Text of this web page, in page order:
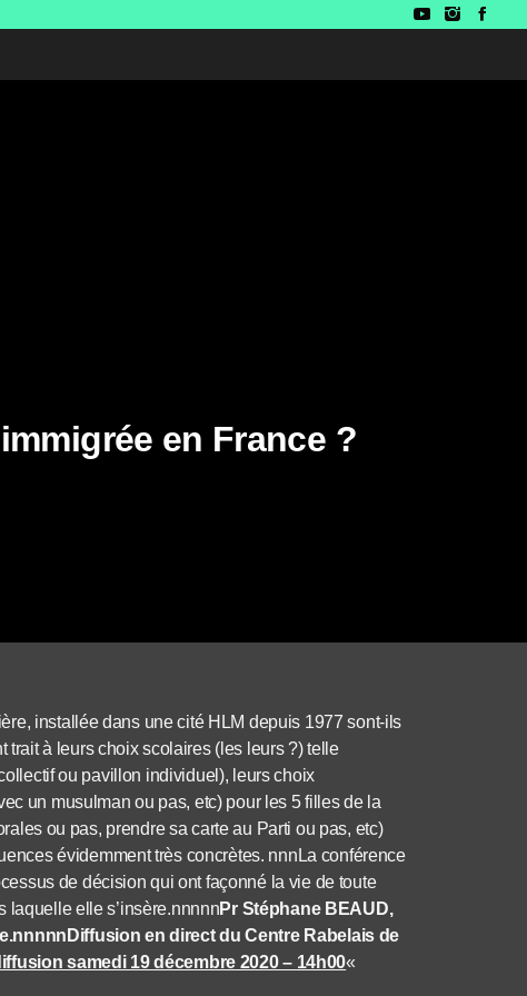
en France ?
installée dans une cité HLM depuis 1977 sont-ils
à leurs choix scolaires (les leurs ?) telle
ou pavillon individuel), leurs choix
un musulman ou pas, etc) pour les 5 filles de la
ou pas, prendre sa carte au Parti ou pas, etc)
évidemment très concrètes. nnnLa conférence
de décision qui ont façonné la vie de toute
laquelle elle s’insère.nnnnnPr Stéphane BEAUD,
Diffusion en direct du Centre Rabelais de
samedi 19 décembre 2020 – 14h00«